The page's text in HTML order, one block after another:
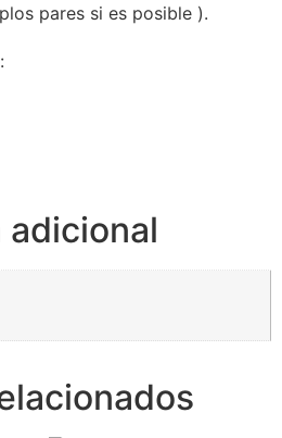
pares si es posible ).
adicional